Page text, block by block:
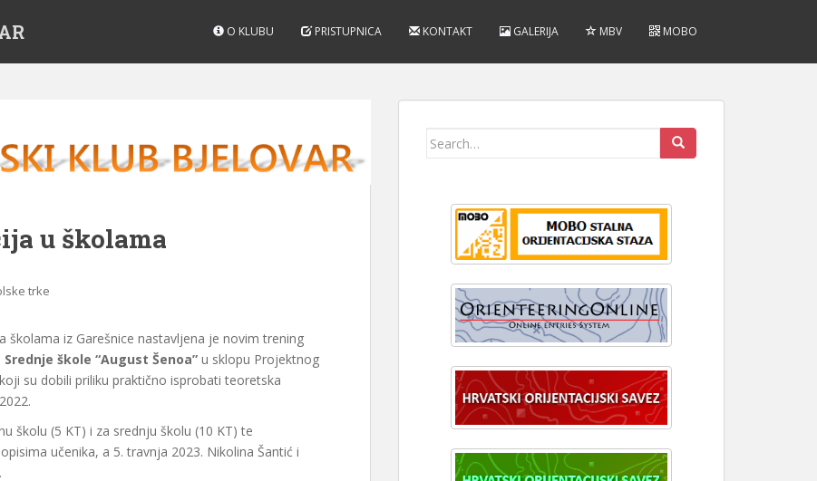
O KLUBU PRISTUPNICA KONTAKT GALERIJA MBV MOBO
u školama
trke
školama iz Garešnice nastavljena je novim trening
Srednje škole “August Šenoa” u sklopu Projektnog
koji su dobili priliku praktično isprobati teoretska
školu (5 KT) i za srednju školu (10 KT) te
učenika, a 5. travnja 2023. Nikolina Šantić i
Search